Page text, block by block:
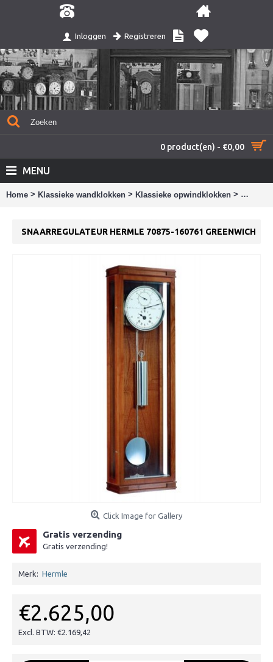
Inloggen Registreren
0 product(en) - €0,00
MENU
Home > Klassieke wandklokken > Klassieke opwindklokken >
SNAARREGULATEUR HERMLE 70875-160761 GREENWICH
Click Image for Gallery
Gratis verzending
Gratis verzending!
Merk: Hermle
€2.625,00
Excl. BTW: €2.169,42